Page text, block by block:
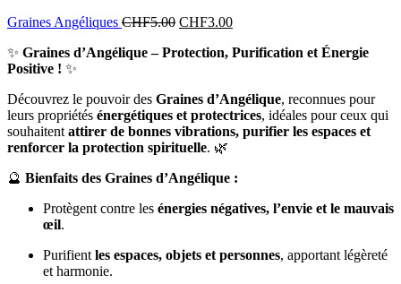
Graines Angéliques CHF5.00 CHF3.00
✨ Graines d’Angélique – Protection, Purification et Énergie
Positive ! ✨
Découvrez le pouvoir des Graines d’Angélique, reconnues pour
leurs propriétés énergétiques et protectrices, idéales pour ceux qui
souhaitent attirer de bonnes vibrations, purifier les espaces et
renforcer la protection spirituelle. 🌿
🔮 Bienfaits des Graines d’Angélique :
Protègent contre les énergies négatives, l’envie et le mauvais
œil.
Purifient les espaces, objets et personnes, apportant légèreté
et harmonie.